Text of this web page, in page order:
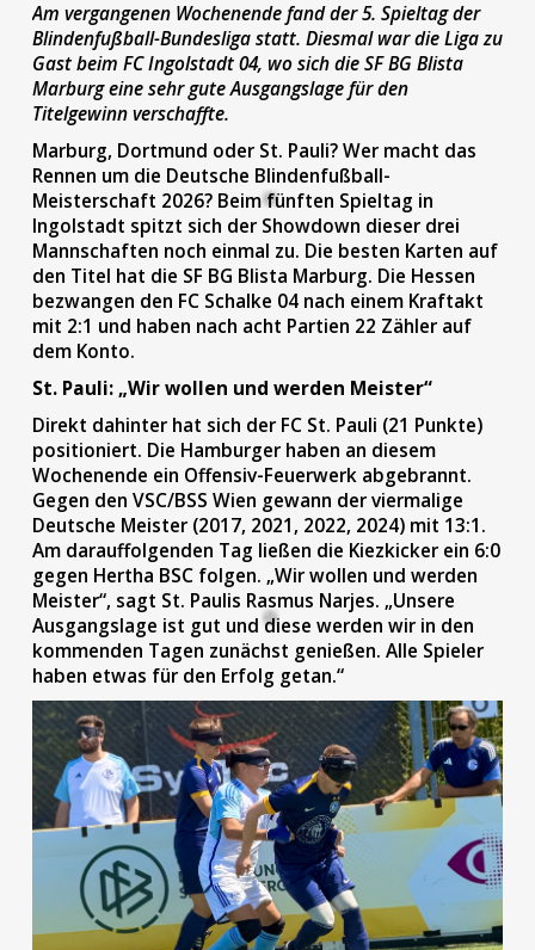
Am vergangenen Wochenende fand der 5. Spieltag der
Blindenfußball-Bundesliga statt. Diesmal war die Liga zu
Gast beim FC Ingolstadt 04, wo sich die SF BG Blista
Marburg eine sehr gute Ausgangslage für den
Titelgewinn verschaffte.
Marburg, Dortmund oder St. Pauli? Wer macht das
Rennen um die Deutsche Blindenfußball-
Meisterschaft 2026? Beim fünften Spieltag in
Ingolstadt spitzt sich der Showdown dieser drei
Mannschaften noch einmal zu. Die besten Karten auf
den Titel hat die SF BG Blista Marburg. Die Hessen
bezwangen den FC Schalke 04 nach einem Kraftakt
mit 2:1 und haben nach acht Partien 22 Zähler auf
dem Konto.
St. Pauli: „Wir wollen und werden Meister“
Direkt dahinter hat sich der FC St. Pauli (21 Punkte)
positioniert. Die Hamburger haben an diesem
Wochenende ein Offensiv-Feuerwerk abgebrannt.
Gegen den VSC/BSS Wien gewann der viermalige
Deutsche Meister (2017, 2021, 2022, 2024) mit 13:1.
Am darauffolgenden Tag ließen die Kiezkicker ein 6:0
gegen Hertha BSC folgen. „Wir wollen und werden
Meister“, sagt St. Paulis Rasmus Narjes. „Unsere
Ausgangslage ist gut und diese werden wir in den
kommenden Tagen zunächst genießen. Alle Spieler
haben etwas für den Erfolg getan.“